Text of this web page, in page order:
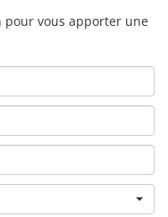
pour vous apporter une